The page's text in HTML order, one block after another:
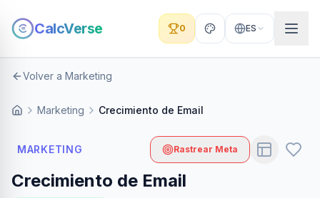
CalcVerse 0 ES
Volver a Marketing
Marketing Crecimiento de Email
MARKETING Rastrear Meta
Crecimiento de Email